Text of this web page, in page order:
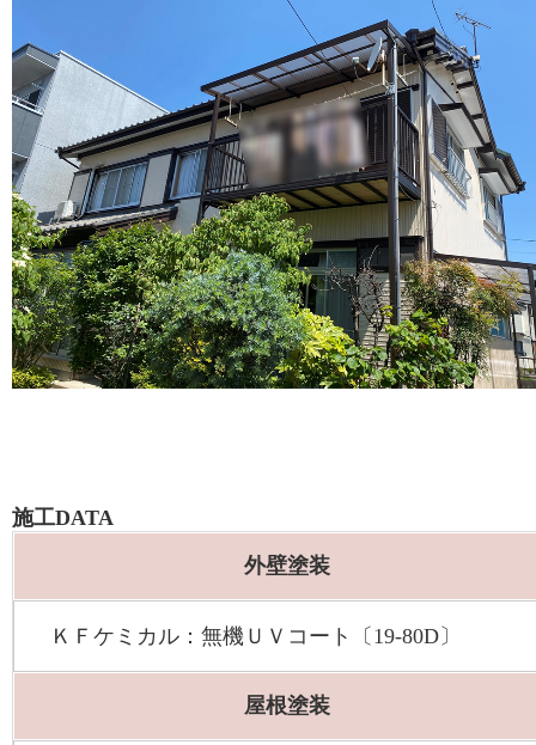
施工DATA
外壁塗装
ＫＦケミカル：無機ＵＶコート〔19-80D〕
屋根塗装